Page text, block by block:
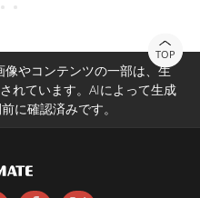
TOP
やコンテンツの一部は、生
れています。AIによって生成
に確認済みです。